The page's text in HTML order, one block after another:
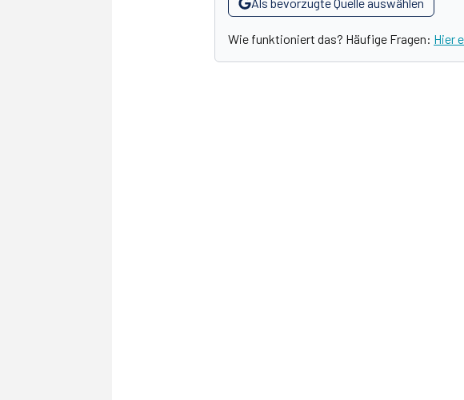
Wie funktioniert das? Häufige Fragen: Hier